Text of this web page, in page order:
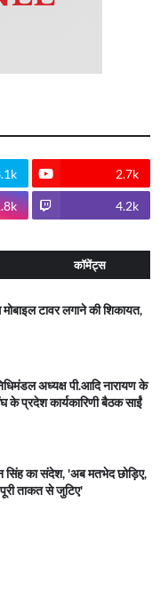
2.7k
4.2k
कॉमेंट्स
टावर लगाने की शिकायत,
अध्यक्ष पी.आदि नारायण के
के प्रदेश कार्यकारिणी बैठक साईं
सिंह का संदेश, 'अब मतभेद छोड़िए,
ताकत से जुटिए'